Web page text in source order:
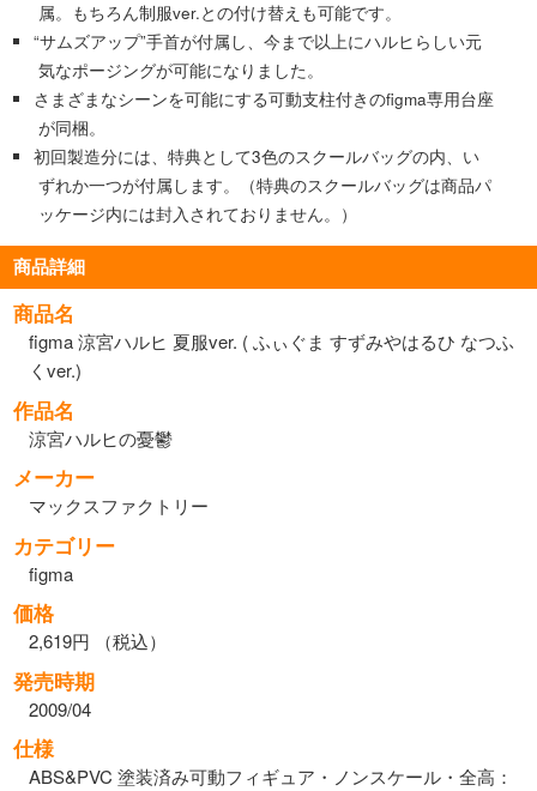
属。もちろん制服ver.との付け替えも可能です。
“サムズアップ”手首が付属し、今まで以上にハルヒらしい元
気なポージングが可能になりました。
さまざまなシーンを可能にする可動支柱付きのfigma専用台座
が同梱。
初回製造分には、特典として3色のスクールバッグの内、い
ずれか一つが付属します。（特典のスクールバッグは商品パ
ッケージ内には封入されておりません。）
商品詳細
商品名
figma 涼宮ハルヒ 夏服ver. ( ふぃぐま すずみやはるひ なつふ
くver.)
作品名
涼宮ハルヒの憂鬱
メーカー
マックスファクトリー
カテゴリー
figma
価格
2,619円 （税込）
発売時期
2009/04
仕様
ABS&PVC 塗装済み可動フィギュア・ノンスケール・全高：